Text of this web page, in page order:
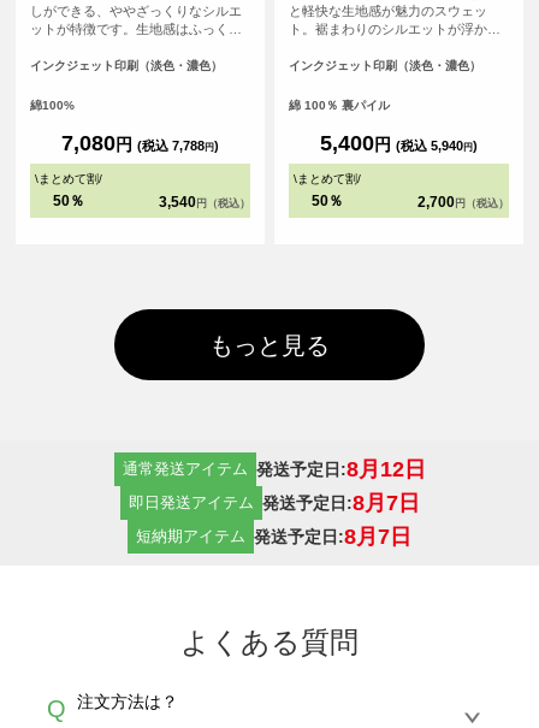
しができる、ややざっくりなシルエ
ットが特徴です。生地感はふっく
糸を編み込み重厚感ある生地でどこ
洗濯後の縮率を軽減させるため、生
で施した「プリシュランクファブリ
ック」を採用。アームホールや袖口
など、力が加わる部分のステッチワ
数でダブルステッチにすることで、
インクジェット印刷（淡色・濃色）
綿100%
7,080円 (税込 7,788円)
\まとめて割/
50％ 3,540 円（税込）
と軽快な生地感が魅力のスウェッ
ト。裾まわりのシルエットが浮かな
い溜まり感のある袖、ストンとドロ
ルエットの随所にこだわりを詰め込
ステッチを採用。トレンドコーデを1
枚で完成させる絶妙なサイジングは
もちろん、堅牢さも兼備したこと
大成となりました。
インクジェット印刷（淡色・濃色）
綿 100％ 裏パイル
5,400円 (税込 5,940円)
\まとめて割/
50％ 2,700 円（税込）
もっと見る
通常発送アイテム 発送予定日:8月12日
即日発送アイテム 発送予定日:8月7日
短納期アイテム 発送予定日:8月7日
よくある質問
Q 注文方法は？